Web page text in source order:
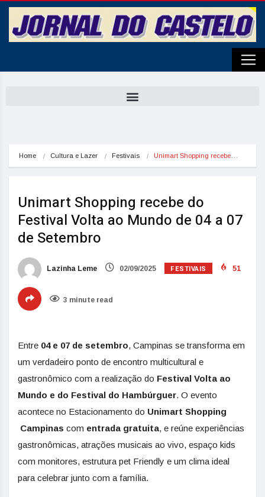
Home Cultura e Lazer Festivais Unimart Shopping recebe…
Unimart Shopping recebe do
Festival Volta ao Mundo de 04 a 07
de Setembro
Lazinha Leme 02/09/2025 FESTIVAIS 51
3 minute read
Entre 04 e 07 de setembro, Campinas se transforma em
um verdadeiro ponto de encontro multicultural e
gastronômico com a realização do Festival Volta ao
Mundo e do Festival do Hambúrguer. O evento
acontece no Estacionamento do Unimart Shopping
Campinas com entrada gratuita, e reúne experiências
gastronômicas, atrações musicais ao vivo, espaço kids
com monitores, estrutura pet Friendly e um clima ideal
para celebrar junto com a família.